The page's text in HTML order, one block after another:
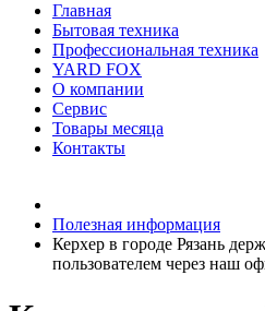
Главная
Бытовая техника
Профессиональная техника
YARD FOX
О компании
Сервис
Товары месяца
Контакты
Полезная информация
Керхер в городе Рязань
пользователем через наш